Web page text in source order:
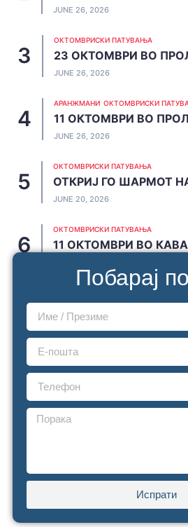
JUNE 26, 2026
ОКТОМВРИСКИ ПАТУВАЊА
23 ОКТОМВРИ ВО
JUNE 26, 2026
АРАНЖМАНИ ОКТОМВРИСКИ
11 ОКТОМВРИ ВО
JUNE 26, 2026
ОКТОМВРИСКИ ПАТУВАЊА
ОТКРИЈ ГО ШАРМОТ
JUNE 20, 2026
ОКТОМВРИСКИ ПАТУВАЊА
11 ОКТОМВРИ ВО
Побарај
Испрати